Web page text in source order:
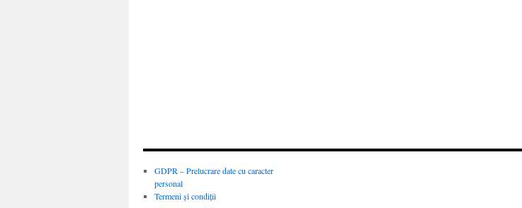
GDPR – Prelucrare date cu caracter
personal
Termeni și condiții